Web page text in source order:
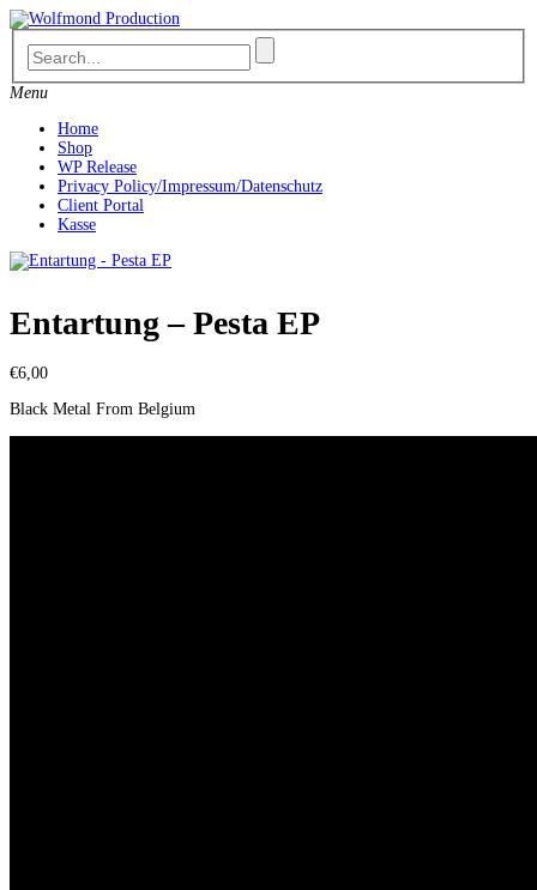
Skip
to
content
Menu
Home
Shop
WP Release
Privacy Policy/Impressum/Datenschutz
Client Portal
Kasse
Entartung – Pesta EP
€6,00
Black Metal From Belgium